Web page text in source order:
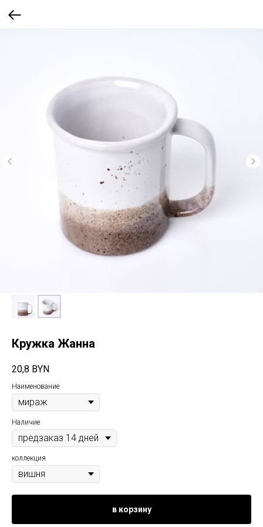
Кружка Жанна
20,8 BYN
Наименование
Наличие
коллекция
в корзину